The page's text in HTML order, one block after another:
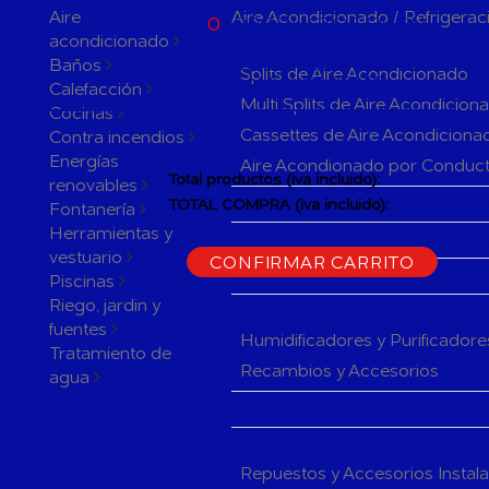
Aire
acondicionado
Baños
Calefacción
Cocinas
Contra incendios
Energías
renovables
Fontanería
Herramientas y
vestuario
Piscinas
Riego, jardin y
fuentes
Tratamiento de
agua
Aire Acondicionado /
Splits de Aire Acondicionado
Multi Splits de Aire
Cassettes de Aire
Aire Acondionado por
Herramientas y accesorios de
Sistemas de Regulación de
Humidificadores y
Recambios y Accesorios
Repuestos y Accesorios
0 PRODUCTOS EN SU
ACTUALMENTE 1 PRODUCTO
EN SU CARRITO.
Total productos (iva incluido):
TOTAL COMPRA (iva incluido):
CONFIRMAR CARRITO